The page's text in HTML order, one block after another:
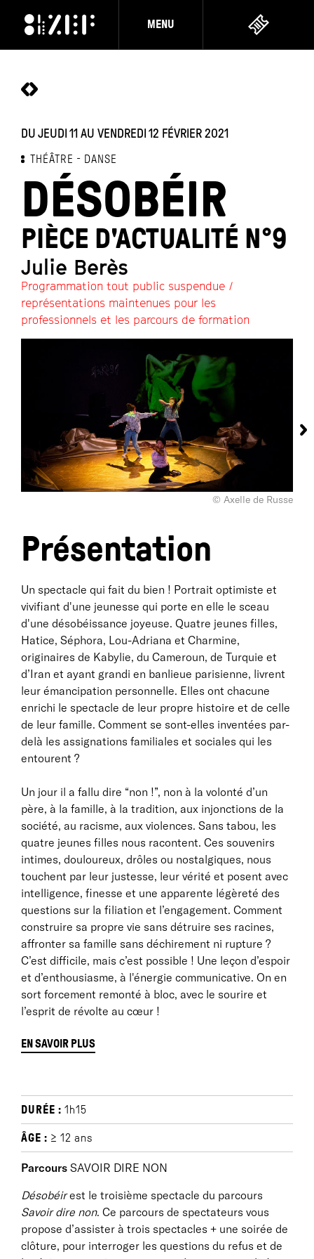
MENU
DU JEUDI 11 AU VENDREDI 12 FÉVRIER 2021
THÉÂTRE DANSE
DÉSOBÉIR
PIÈCE D'ACTUALITÉ N°9
Julie Berès
Programmation tout public suspendue /
représentations maintenues pour les
professionnels et les parcours de formation
© Axelle de Russe
Présentation
Un spectacle qui fait du bien ! Portrait optimiste et
vivifiant d'une jeunesse qui porte en elle le sceau
d'une désobéissance joyeuse. Quatre jeunes filles,
Hatice, Séphora, Lou-Adriana et Charmine,
originaires de Kabylie, du Cameroun, de Turquie et
d’Iran et ayant grandi en banlieue parisienne, livrent
leur émancipation personnelle. Elles ont chacune
enrichi le spectacle de leur propre histoire et de celle
de leur famille. Comment se sont-elles inventées par-
delà les assignations familiales et sociales qui les
entourent ?
Un jour il a fallu dire “non !”, non à la volonté d’un
père, à la famille, à la tradition, aux injonctions de la
société, au racisme, aux violences. Sans tabou, les
quatre jeunes filles nous racontent. Ces souvenirs
intimes, douloureux, drôles ou nostalgiques, nous
touchent par leur justesse, leur vérité et posent avec
intelligence, finesse et une apparente légèreté des
questions sur la filiation et l’engagement. Comment
construire sa propre vie sans détruire ses racines,
affronter sa famille sans déchirement ni rupture ?
C’est difficile, mais c’est possible ! Une leçon d’espoir
et d’enthousiasme, à l'énergie communicative. On en
sort forcement remonté à bloc, avec le sourire et
l’esprit de révolte au cœur !
EN SAVOIR PLUS
Note d’intention
«Depuis 2014, le Théâtre de la Commune confie
chaque année à des artistes le soin de concevoir en
quelques semaines un spectacle en prise avec les
problématiques sociologiques et politiques actuelles,
pour réinventer "la tradition du théâtre comme art
politique". Pour répondre à cette invitation, nous
sommes allés à la rencontre de jeunes femmes de la
première, seconde et troisième générations, issues
de l’immigration pour questionner chacune sur son
DURÉE : 1h15
ÂGE : ≥ 12 ans
Parcours SAVOIR DIRE NON
Désobéirest le troisième spectacle du parcours
Savoir dire non. Ce parcours de spectateurs vous
propose d’assister à trois spectacles + une soirée de
clôture, pour interroger les questions du refus et de